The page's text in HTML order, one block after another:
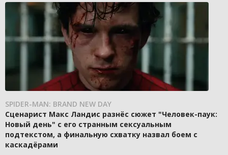
SPIDER-MAN: BRAND NEW DAY
Сценарист Макс Ландис разнёс сюжет "Человек-паук:
Новый день" с его странным сексуальным
подтекстом, а финальную схватку назвал боем с
каскадёрами